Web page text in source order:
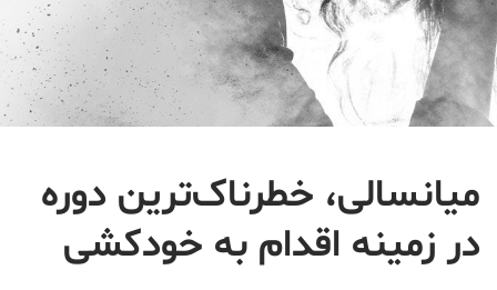
میانسالی، خطرناک‌ترین دوره
در زمینه اقدام به خودکشی